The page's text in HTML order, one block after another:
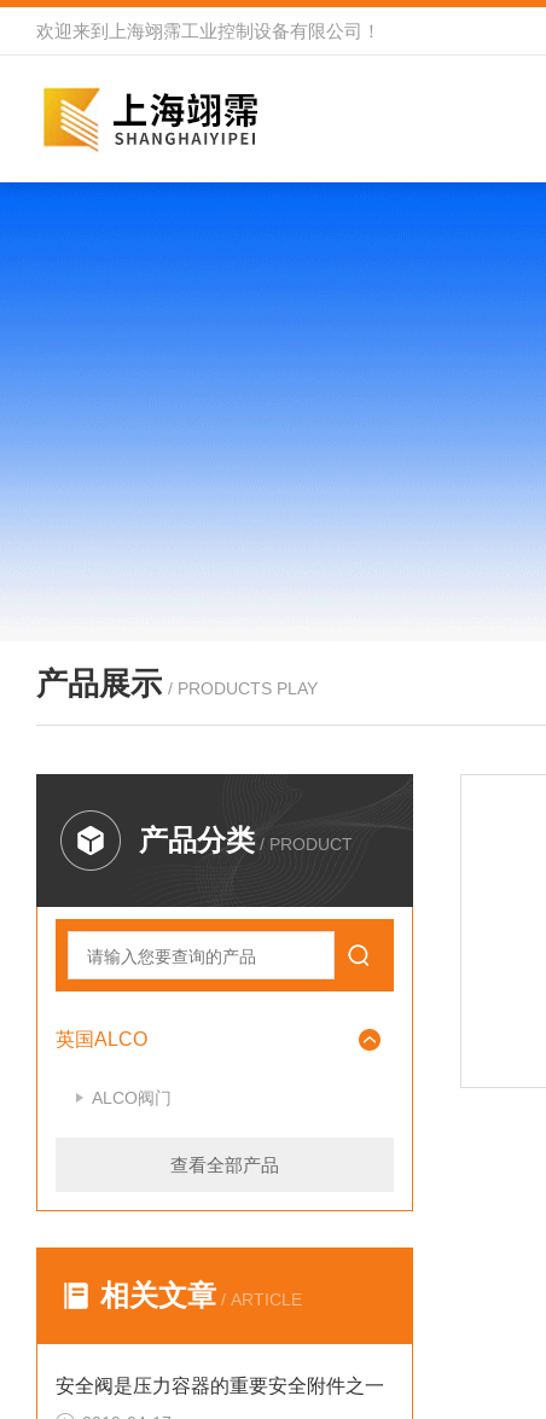
欢迎来到 上海翊霈工业控制设备有限公司 ！
产品展示 / PRODUCTS PLAY
产品分类 / PRODUCT
英国ALCO
ALCO阀门
查看全部产品
相关文章 / ARTICLE
安全阀是压力容器的重要安全附件之一